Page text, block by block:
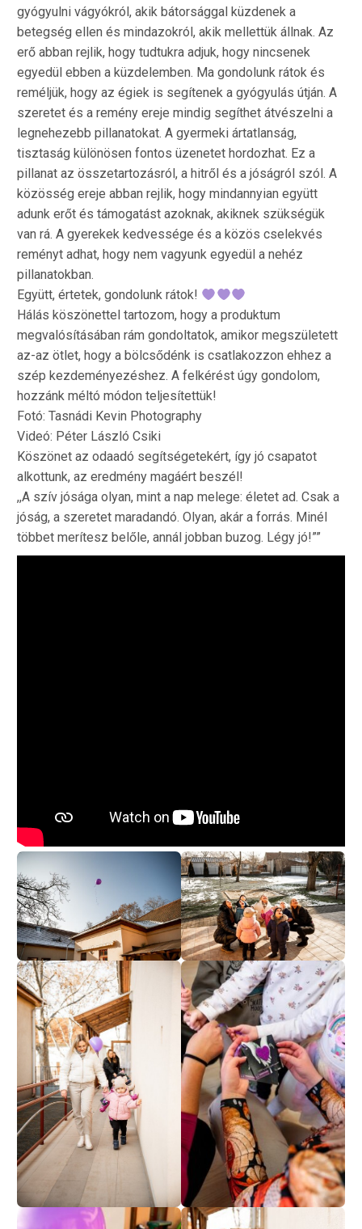
gyógyulni vágyókról, akik bátorsággal küzdenek a
betegség ellen és mindazokról, akik mellettük állnak. Az
erő abban rejlik, hogy tudtukra adjuk, hogy nincsenek
egyedül ebben a küzdelemben. Ma gondolunk rátok és
reméljük, hogy az égiek is segítenek a gyógyulás útján. A
szeretet és a remény ereje mindig segíthet átvészelni a
legnehezebb pillanatokat. A gyermeki ártatlanság,
tisztaság különösen fontos üzenetet hordozhat. Ez a
pillanat az összetartozásról, a hitről és a jóságról szól. A
közösség ereje abban rejlik, hogy mindannyian együtt
adunk erőt és támogatást azoknak, akiknek szükségük
van rá. A gyerekek kedvessége és a közös cselekvés
reményt adhat, hogy nem vagyunk egyedül a nehéz
pillanatokban.
Együtt, értetek, gondolunk rátok!
Hálás köszönettel tartozom, hogy a produktum
megvalósításában rám gondoltatok, amikor megszületett
az-az ötlet, hogy a bölcsődénk is csatlakozzon ehhez a
szép kezdeményezéshez. A felkérést úgy gondolom,
hozzánk méltó módon teljesítettük!
Fotó: Tasnádi Kevin Photography
Videó: Péter László Csiki
Köszönet az odaadó segítségetekért, így jó csapatot
alkottunk, az eredmény magáért beszél!
,,A szív jósága olyan, mint a nap melege: életet ad. Csak a
jóság, a szeretet maradandó. Olyan, akár a forrás. Minél
többet merítesz belőle, annál jobban buzog. Légy jó!””